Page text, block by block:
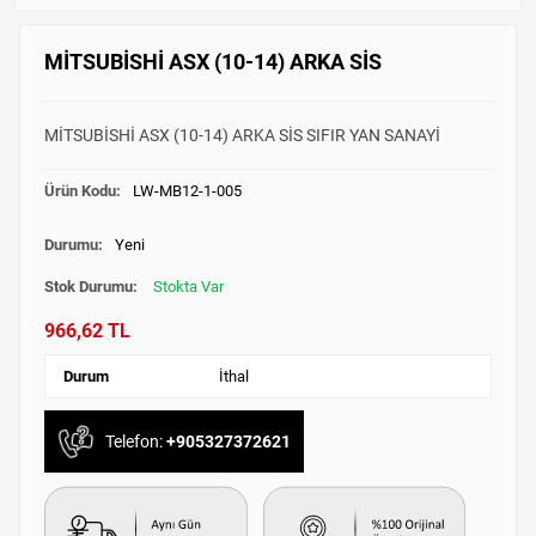
MİTSUBİSHİ ASX (10-14) ARKA SİS
MİTSUBİSHİ ASX (10-14) ARKA SİS SIFIR YAN SANAYİ
Ürün Kodu: LW-MB12-1-005
Durumu: Yeni
Stok Durumu: Stokta Var
966,62 TL
Durum İthal
Telefon:+905327372621